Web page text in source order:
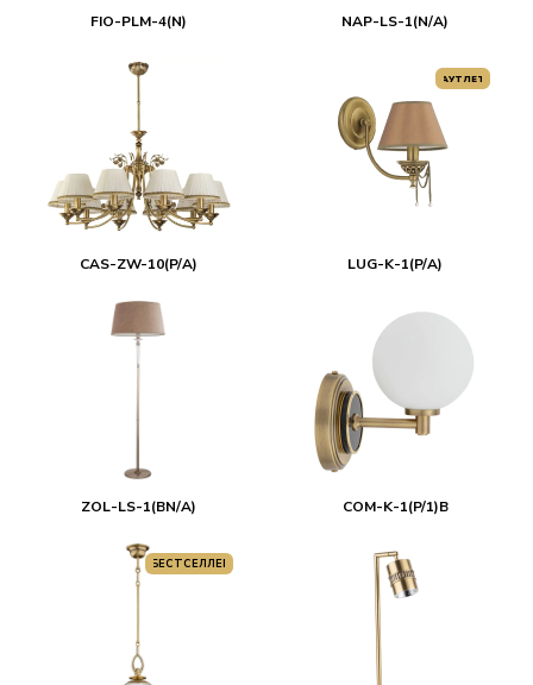
FIO-PLM-4(N) NAP-LS-1(N/A)
CAS-ZW-10(P/A)
АУТЛЕТ
LUG-K-1(P/A)
ZOL-LS-1(BN/A) COM-K-1(P/1)B
БЕСТСЕЛЛЕР